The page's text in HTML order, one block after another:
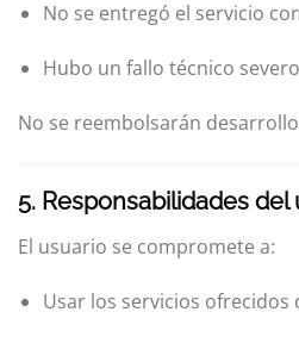
No se entregó el servicio
Hubo un fallo técnico
No se reembolsarán
5. Responsabilidades del
El usuario se compromete a:
Usar los servicios ofrecidos